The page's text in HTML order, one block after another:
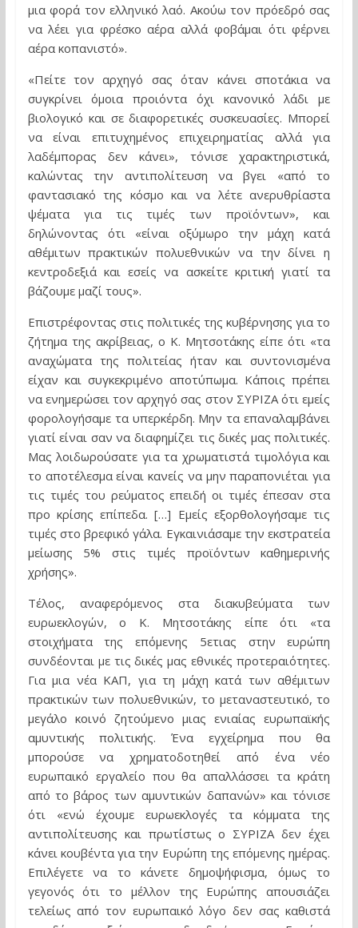
μια φορά τον ελληνικό λαό. Ακούω τον πρόεδρό σας
να λέει για φρέσκο αέρα αλλά φοβάμαι ότι φέρνει
αέρα κοπανιστό».
«Πείτε τον αρχηγό σας όταν κάνει σποτάκια να
συγκρίνει όμοια προιόντα όχι κανονικό λάδι με
βιολογικό και σε διαφορετικές συσκευασίες. Μπορεί
να είναι επιτυχημένος επιχειρηματίας αλλά για
λαδέμπορας δεν κάνει», τόνισε χαρακτηριστικά,
καλώντας την αντιπολίτευση να βγει «από το
φαντασιακό της κόσμο και να λέτε ανερυθρίαστα
ψέματα για τις τιμές των προϊόντων», και
δηλώνοντας ότι «είναι οξύμωρο την μάχη κατά
αθέμιτων πρακτικών πολυεθνικών να την δίνει η
κεντροδεξιά και εσείς να ασκείτε κριτική γιατί τα
βάζουμε μαζί τους».
Επιστρέφοντας στις πολιτικές της κυβέρνησης για το
ζήτημα της ακρίβειας, ο Κ. Μητσοτάκης είπε ότι «τα
αναχώματα της πολιτείας ήταν και συντονισμένα
είχαν και συγκεκριμένο αποτύπωμα. Κάποις πρέπει
να ενημερώσει τον αρχηγό σας στον ΣΥΡΙΖΑ ότι εμείς
φορολογήσαμε τα υπερκέρδη. Μην τα επαναλαμβάνει
γιατί είναι σαν να διαφημίζει τις δικές μας πολιτικές.
Μας λοιδωρούσατε για τα χρωματιστά τιμολόγια και
το αποτέλεσμα είναι κανείς να μην παραπονιέται για
τις τιμές του ρεύματος επειδή οι τιμές έπεσαν στα
προ κρίσης επίπεδα. […] Εμείς εξορθολογήσαμε τις
τιμές στο βρεφικό γάλα. Εγκαινιάσαμε την εκστρατεία
μείωσης 5% στις τιμές προϊόντων καθημερινής
χρήσης».
Τέλος, αναφερόμενος στα διακυβεύματα των
ευρωεκλογών, ο Κ. Μητσοτάκης είπε ότι «τα
στοιχήματα της επόμενης 5ετιας στην ευρώπη
συνδέονται με τις δικές μας εθνικές προτεραιότητες.
Για μια νέα ΚΑΠ, για τη μάχη κατά των αθέμιτων
πρακτικών των πολυεθνικών, το μεταναστευτικό, το
μεγάλο κοινό ζητούμενο μιας ενιαίας ευρωπαϊκής
αμυντικής πολιτικής. Ένα εγχείρημα που θα
μπορούσε να χρηματοδοτηθεί από ένα νέο
ευρωπαικό εργαλείο που θα απαλλάσσει τα κράτη
από το βάρος των αμυντικών δαπανών» και τόνισε
ότι «ενώ έχουμε ευρωεκλογές τα κόμματα της
αντιπολίτευσης και πρωτίστως ο ΣΥΡΙΖΑ δεν έχει
κάνει κουβέντα για την Ευρώπη της επόμενης ημέρας.
Επιλέγετε να το κάνετε δημοψήφισμα, όμως το
γεγονός ότι το μέλλον της Ευρώπης απουσιάζει
τελείως από τον ευρωπαικό λόγο δεν σας καθιστά